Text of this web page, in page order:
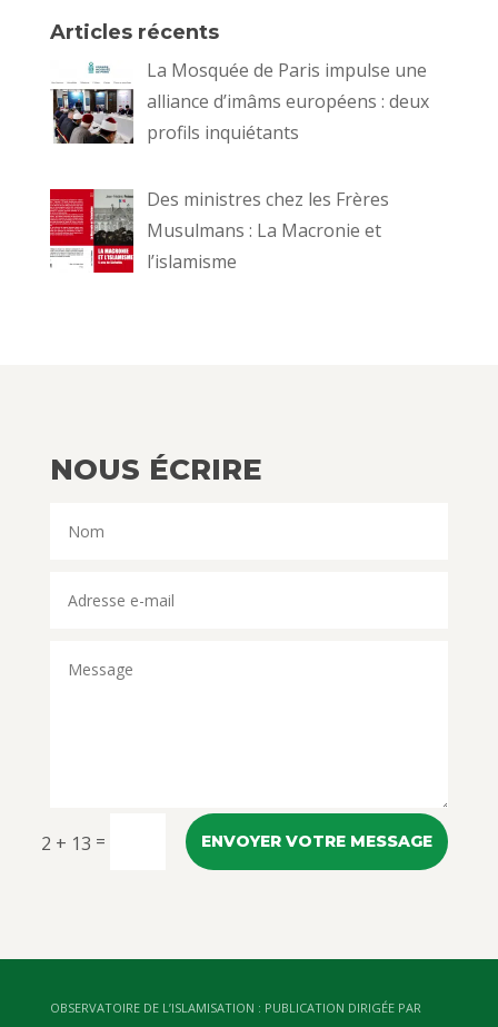
Articles récents
La Mosquée de Paris impulse une
alliance d’imâms européens : deux
profils inquiétants
Des ministres chez les Frères
Musulmans : La Macronie et
l’islamisme
NOUS ÉCRIRE
2 + 13 = ENVOYER VOTRE MESSAGE
OBSERVATOIRE DE L’ISLAMISATION : PUBLICATION DIRIGÉE PAR